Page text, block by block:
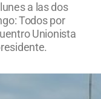
a las dos
Todos por
Unionista